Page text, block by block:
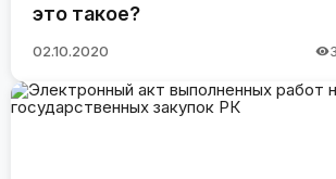
это такое?
02.10.2020